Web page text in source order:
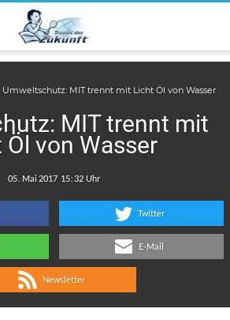
Umweltschutz: MIT trennt mit Licht Öl von Wasser
MIT trennt mit
Öl von Wasser
:
Twitter
E-Mail
Newsletter